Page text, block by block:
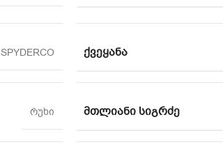
SPYDERCO ᲥᲕᲔᲧᲐᲜᲐ
რუხი ᲛᲗᲚᲘᲐᲜᲘ ᲡᲘᲒᲠᲫᲔ